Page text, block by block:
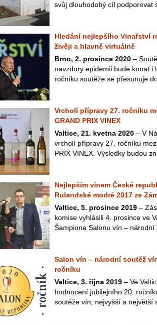
svůj dlouhodobý cíl podporovat
Hledání nejlepšího Vinařství
živěji a hlavně virtuálně
Brno, 2. prosince 2020 –
navzdory epidemii bude konat i
ročníku soutěže se přesunuje
Vrcholí přípravy 27. ročníku
GRAND PRIX VINEX
Valtice, 21. kvetna 2020 – V
vrcholí přípravy 27. ročníku
PRIX VINEX. Výsledky budou
Nejlepším vínem České
Rulandské modré 2017 ze
Valtice, 5. prosince 2019 –
komise vyhlásili 4. prosince ve
Šampiona Salonu vín –
Salon vín – národní soutěž
ročníku
Valtice, 3. října 2019 – Ve
hodnocení jubilejního 20.
soutěže vín, nejvyšší a největší